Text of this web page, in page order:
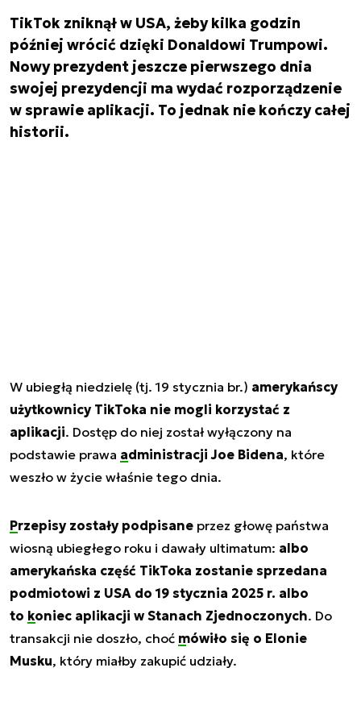
TikTok zniknął w USA, żeby kilka godzin
później wrócić dzięki Donaldowi Trumpowi.
Nowy prezydent jeszcze pierwszego dnia
swojej prezydencji ma wydać rozporządzenie
w sprawie aplikacji. To jednak nie kończy całej
historii.
W ubiegłą niedzielę (tj. 19 stycznia br.) amerykańscy
użytkownicy TikToka nie mogli korzystać z
aplikacji. Dostęp do niej został wyłączony na
podstawie prawa administracji Joe Bidena, które
weszło w życie właśnie tego dnia.
Przepisy zostały podpisane przez głowę państwa
wiosną ubiegłego roku i dawały ultimatum: albo
amerykańska część TikToka zostanie sprzedana
podmiotowi z USA do 19 stycznia 2025 r. albo
to koniec aplikacji w Stanach Zjednoczonych. Do
transakcji nie doszło, choć mówiło się o Elonie
Musku, który miałby zakupić udziały.